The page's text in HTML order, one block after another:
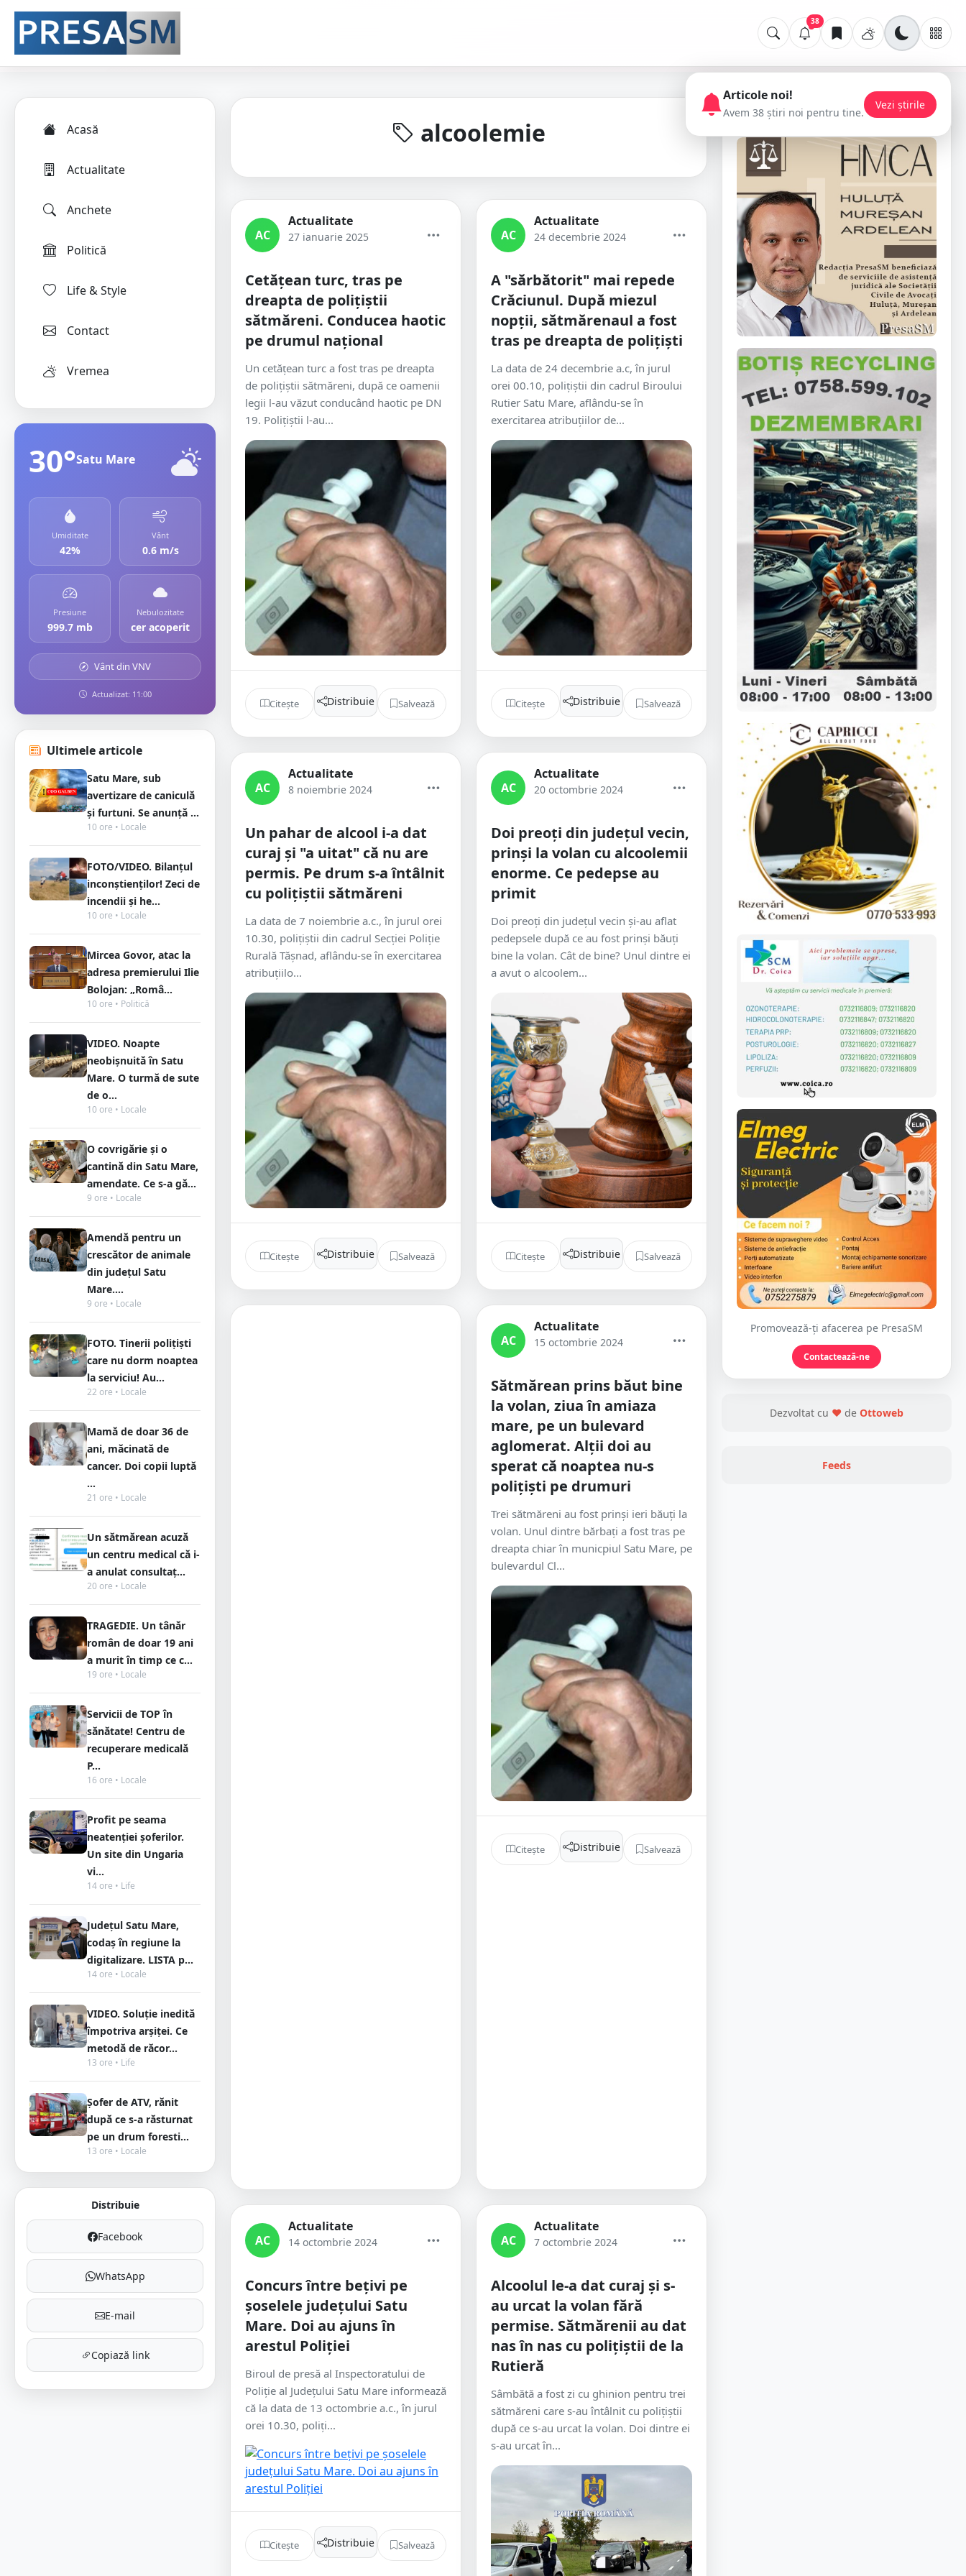
38
Acasă
Actualitate
Anchete
Politică
Life & Style
Contact
Vremea
30°Satu Mare
Umiditate
42%
Vânt
0.6 m/s
Presiune
999.7 mb
Nebulozitate
cer acoperit
Vânt din VNV
Actualizat: 11:00
Ultimele articole
Satu Mare, sub
avertizare de caniculă
și furtuni. Se anunță ...
10 ore • Locale
FOTO/VIDEO. Bilanțul
inconștienților! Zeci de
incendii și he...
10 ore • Locale
Mircea Govor, atac la
adresa premierului Ilie
Bolojan: „Româ...
10 ore • Politică
VIDEO. Noapte
neobișnuită în Satu
Mare. O turmă de sute
de o...
10 ore • Locale
O covrigărie și o
cantină din Satu Mare,
amendate. Ce s-a gă...
9 ore • Locale
Amendă pentru un
crescător de animale
din județul Satu
Mare....
9 ore • Locale
FOTO. Tinerii polițiști
care nu dorm noaptea
la serviciu! Au...
22 ore • Locale
Mamă de doar 36 de
ani, măcinată de
cancer. Doi copii luptă
...
21 ore • Locale
Un sătmărean acuză
un centru medical că i-
a anulat consultaț...
20 ore • Locale
TRAGEDIE. Un tânăr
român de doar 19 ani
a murit în timp ce c...
19 ore • Locale
Servicii de TOP în
sănătate! Centru de
recuperare medicală
P...
16 ore • Locale
Profit pe seama
neatenției șoferilor.
Un site din Ungaria
vi...
14 ore • Life
Județul Satu Mare,
codaș în regiune la
digitalizare. LISTA p...
14 ore • Locale
VIDEO. Soluție inedită
împotriva arșiței. Ce
metodă de răcor...
13 ore • Life
Șofer de ATV, rănit
după ce s-a răsturnat
pe un drum foresti...
13 ore • Locale
Distribuie
Facebook
WhatsApp
E-mail
Copiază link
alcoolemie
AC
Actualitate
27 ianuarie 2025
Cetățean turc, tras pe
dreapta de polițiștii
sătmăreni. Conducea haotic
pe drumul național
Un cetățean turc a fost tras pe dreapta
de polițiștii sătmăreni, după ce oamenii
legii l-au văzut conducând haotic pe DN
19. Polițiștii l-au...
Citește Distribuie Salvează
AC
Actualitate
24 decembrie 2024
A "sărbătorit" mai repede
Crăciunul. După miezul
nopții, sătmărenaul a fost
tras pe dreapta de polițiști
La data de 24 decembrie a.c, în jurul
orei 00.10, polițiștii din cadrul Biroului
Rutier Satu Mare, aflându-se în
exercitarea atribuțiilor de...
Citește Distribuie Salvează
AC
Actualitate
8 noiembrie 2024
Un pahar de alcool i-a dat
curaj și "a uitat" că nu are
permis. Pe drum s-a întâlnit
cu polițiștii sătmăreni
La data de 7 noiembrie a.c., în jurul orei
10.30, polițiștii din cadrul Secției Poliție
Rurală Tășnad, aflându-se în exercitarea
atribuțiilo...
Citește Distribuie Salvează
AC
Actualitate
20 octombrie 2024
Doi preoți din județul vecin,
prinși la volan cu alcoolemii
enorme. Ce pedepse au
primit
Doi preoți din județul vecin și-au aflat
pedepsele după ce au fost prinși băuți
bine la volan. Cât de bine? Unul dintre ei
a avut o alcoolem...
Citește Distribuie Salvează
AC
Actualitate
15 octombrie 2024
Sătmărean prins băut bine
la volan, ziua în amiaza
mare, pe un bulevard
aglomerat. Alții doi au
sperat că noaptea nu-s
polițiști pe drumuri
Trei sătmăreni au fost prinși ieri băuți la
volan. Unul dintre bărbați a fost tras pe
dreapta chiar în municpiul Satu Mare, pe
bulevardul Cl...
Citește Distribuie Salvează
AC
Actualitate
14 octombrie 2024
Concurs între bețivi pe
șoselele județului Satu
Mare. Doi au ajuns în
arestul Poliției
Biroul de presă al Inspectoratului de
Poliție al Județului Satu Mare informează
că la data de 13 octombrie a.c., în jurul
orei 10.30, poliți...
Citește Distribuie Salvează
AC
Actualitate
7 octombrie 2024
Alcoolul le-a dat curaj și s-
au urcat la volan fără
permise. Sătmărenii au dat
nas în nas cu polițiștii de la
Rutieră
Sâmbătă a fost zi cu ghinion pentru trei
sătmăreni care s-au întâlnit cu polițiștii
după ce s-au urcat la volan. Doi dintre ei
s-au urcat în...
📢 Publicitate
Promovează-ți afacerea pe PresaSM
Contactează-ne
Dezvoltat cu ❤ de Ottoweb
Feeds
Articole noi!
Avem 38 știri noi pentru tine.
Vezi știrile